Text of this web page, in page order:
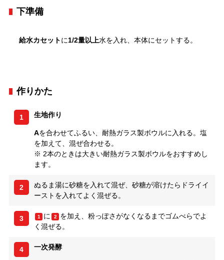
下準備
給水カセットに1/2量以上水を入れ、本体にセットする。
作りかた
1 生地作り
Aを合わせてふるい、耐熱ガラス製ボウルに入れる。塩
を加えて、混ぜ合わせる。
※ 2本のときは大きい耐熱ガラス製ボウルをおすすめし
ます。
2
ぬるま湯に砂糖を入れて混ぜ、砂糖が溶けたらドライイ
ーストを入れてよく混ぜる。
3 1 に 2
を加え、粉っぽさがなくなるまでゴムべらでよ
く混ぜる。
4 一次発酵